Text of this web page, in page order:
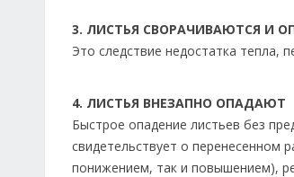
3. ЛИСТЬЯ СВОРАЧИВАЮТСЯ И
Это следствие недостатка тепла,
4. ЛИСТЬЯ ВНЕЗАПНО ОПАДАЮТ
Быстрое опадение листьев без
свидетельствует о перенесенном
понижением, так и повышением),